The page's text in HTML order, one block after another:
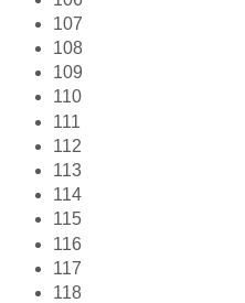
107
108
109
110
111
112
113
114
115
116
117
118